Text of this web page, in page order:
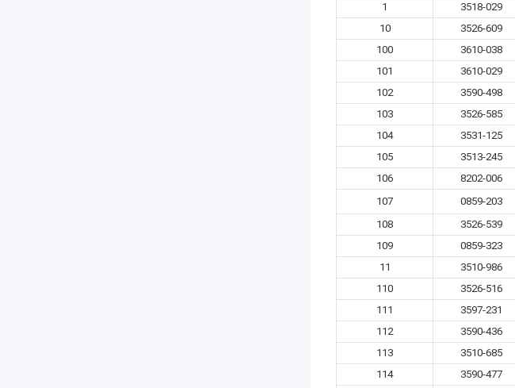
1
3518-029
10
3526-609
100
3610-038
101
3610-029
102
3590-498
103
3526-585
104
3531-125
105
3513-245
106
8202-006
107
0859-203
108
3526-539
109
0859-323
11
3510-986
110
3526-516
111
3597-231
112
3590-436
113
3510-685
114
3590-477